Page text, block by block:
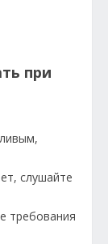
при
слушайте
требования